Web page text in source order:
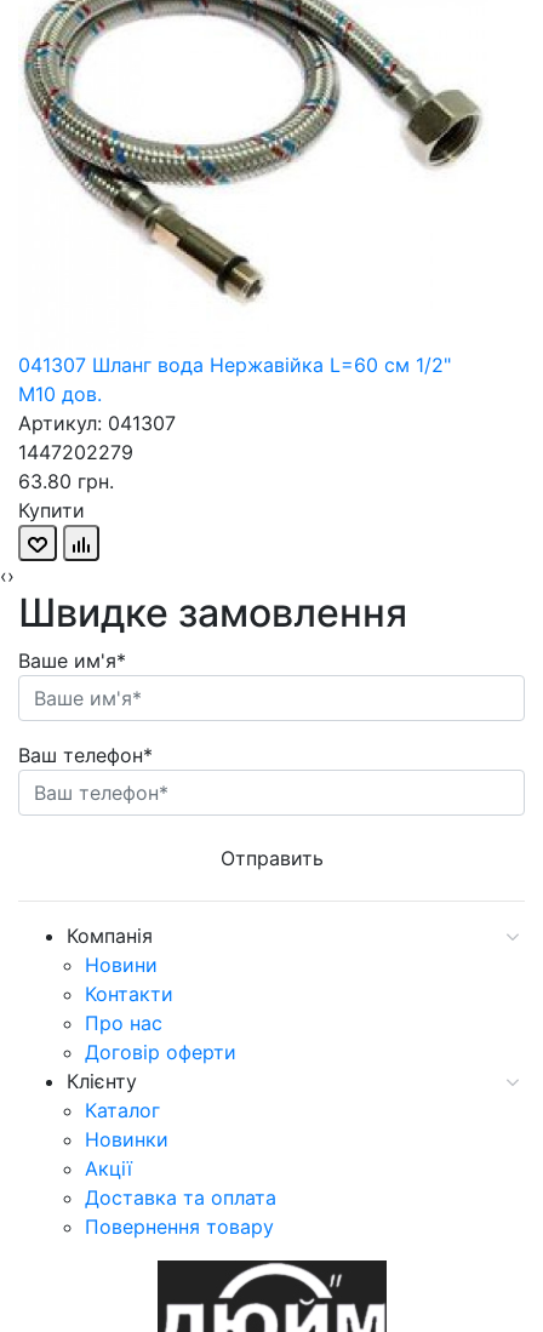
041307 Шланг вода Нержавійка L=60 см 1/2"
М10 дов.
Артикул: 041307
1447202279
63.80 грн.
Купити
‹›
Швидке замовлення
Ваше им'я*
Ваш телефон*
Компанія
Новини
Контакти
Про нас
Договір оферти
Клієнту
Каталог
Новинки
Акції
Доставка та оплата
Повернення товару